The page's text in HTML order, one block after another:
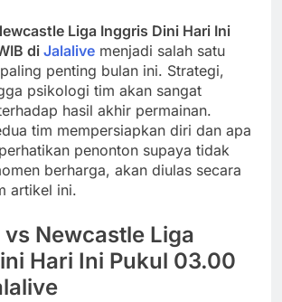
Liga Inggris Dini Hari Ini
di Jalalive menjadi salah satu
penting bulan ini. Strategi,
psikologi tim akan sangat
hasil akhir permainan.
tim mempersiapkan diri dan apa
penonton supaya tidak
berharga, akan diulas secara
artikel ini.
Newcastle Liga
Hari Ini Pukul 03.00